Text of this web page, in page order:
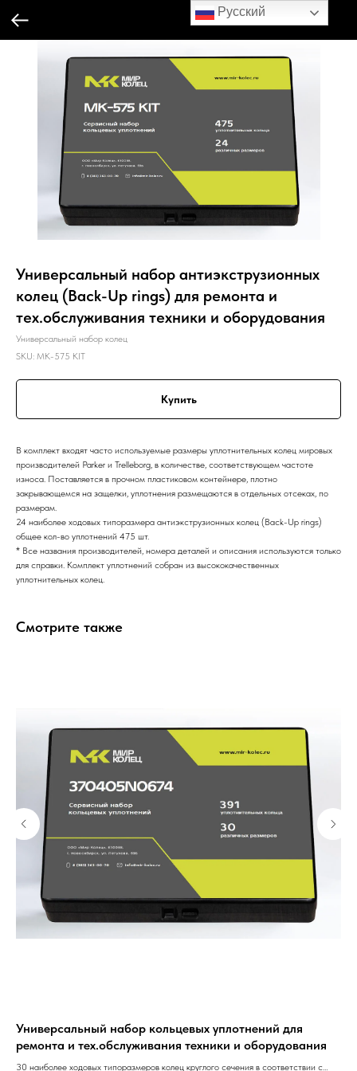
Русский
Универсальный набор антиэкструзионных
колец (Back-Up rings) для ремонта и
тех.обслуживания техники и оборудования
Универсальный набор колец
SKU: MK-575 KIT
Купить
В комплект входят часто используемые размеры уплотнительных колец мировых
производителей Parker и Trelleborg, в количестве, соответствующем частоте
износа. Поставляется в прочном пластиковом контейнере, плотно
закрывающемся на защелки, уплотнения размещаются в отдельных отсеках, по
размерам.
24 наиболее ходовых типоразмера антиэкструзионных колец (Back-Up rings)
общее кол-во уплотнений 475 шт.
* Все названия производителей, номера деталей и описания используются только
для справки. Комплект уплотнений собран из высококачественных
уплотнительных колец.
Смотрите также
Универсальный набор кольцевых уплотнений для
ремонта и тех.обслуживания техники и оборудования
30 наиболее ходовых типоразмеров колец круглого сечения в соответствии с